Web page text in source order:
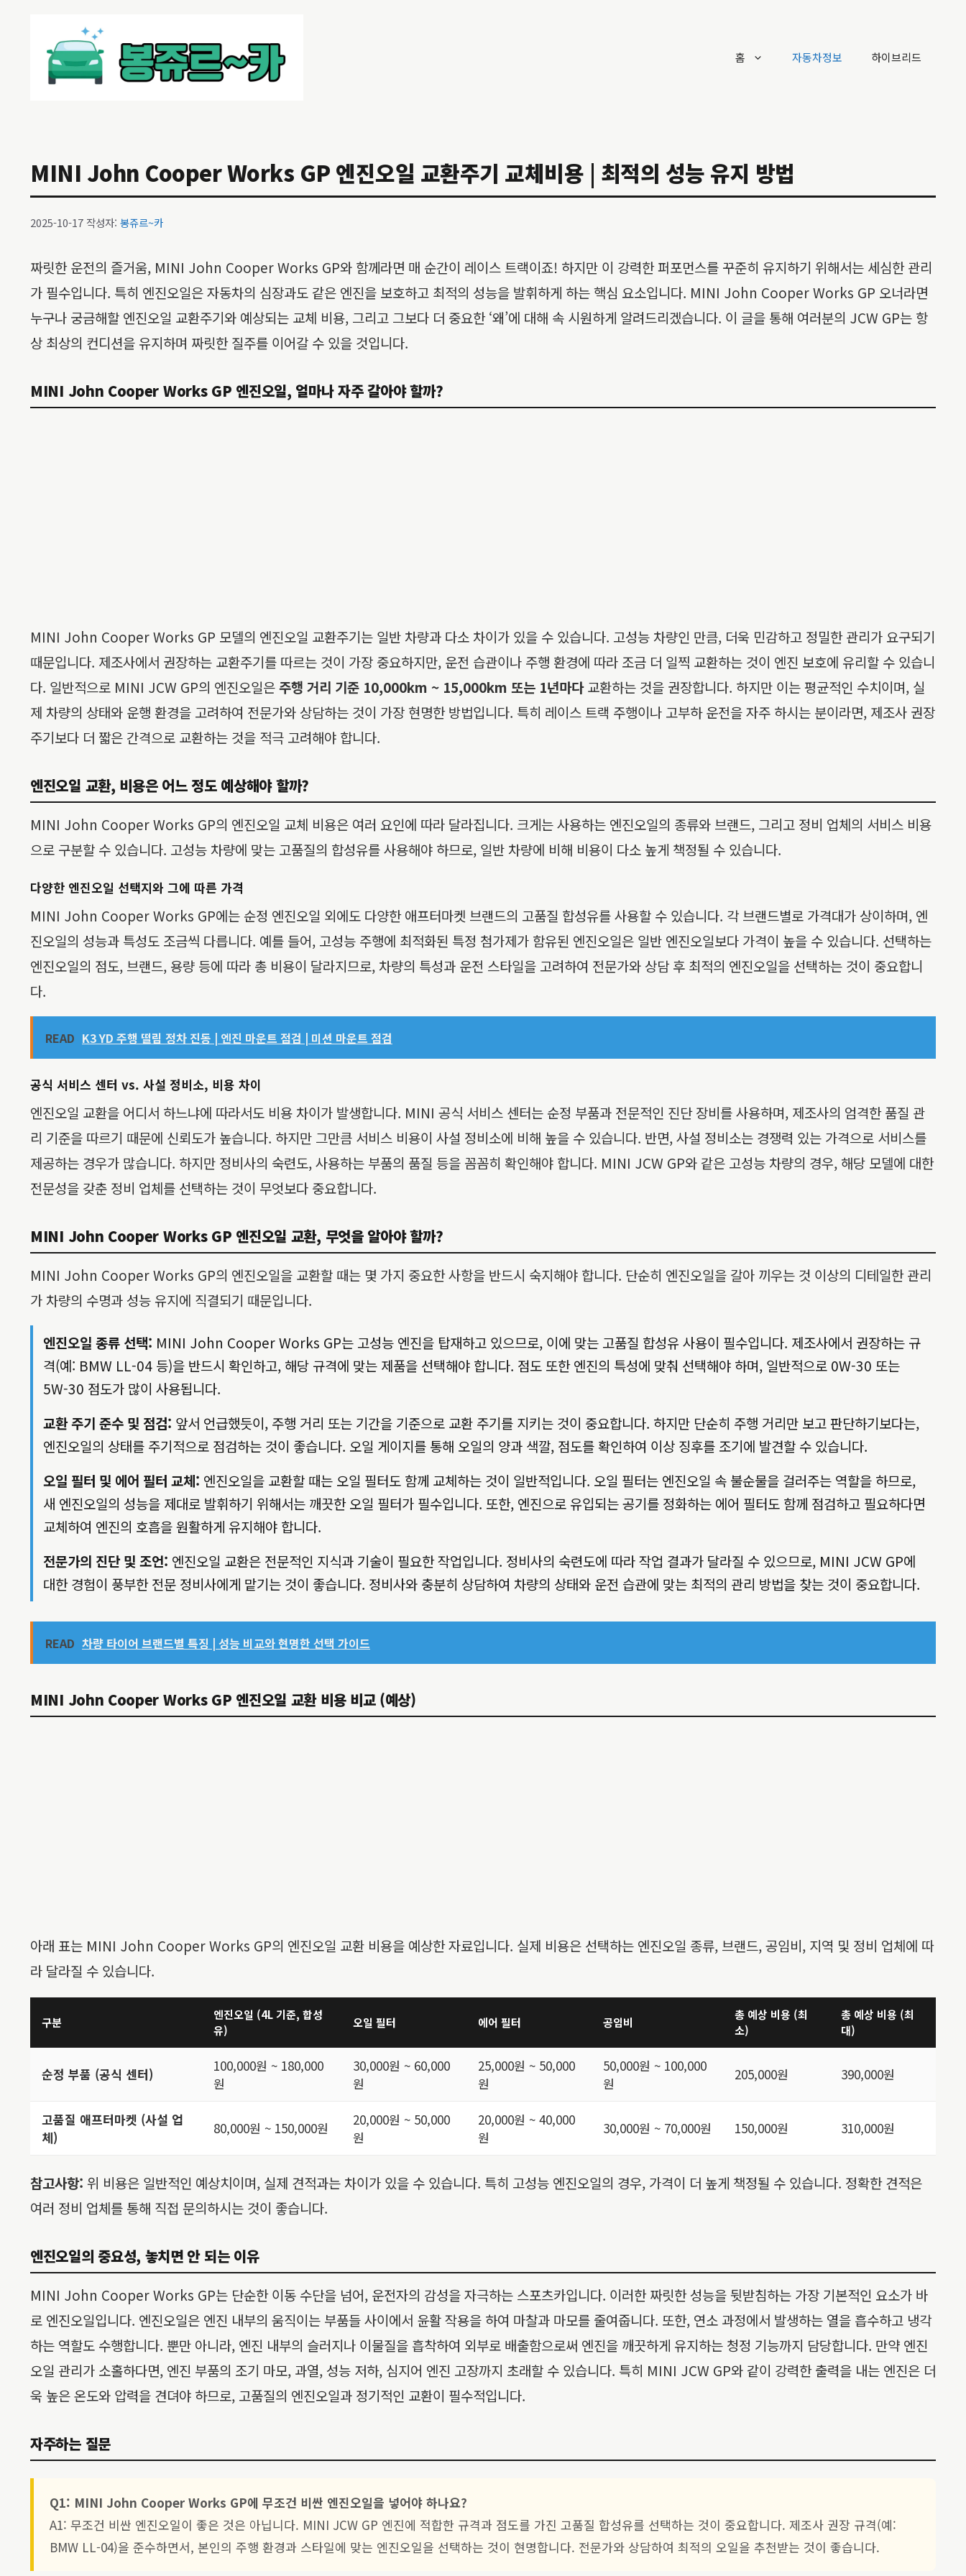
홈 자동차정보 하이브리드
MINI John Cooper Works GP 엔진오일 교환주기 교체비용 | 최적의 성능 유지 방법
2025-10-17 작성자: 봉쥬르~카
짜릿한 운전의 즐거움, MINI John Cooper Works GP와 함께라면 매 순간이 레이스 트랙이죠! 하지만 이 강력한 퍼포먼스를 꾸준히 유지하기 위해서는 세심한 관리
가 필수입니다. 특히 엔진오일은 자동차의 심장과도 같은 엔진을 보호하고 최적의 성능을 발휘하게 하는 핵심 요소입니다. MINI John Cooper Works GP 오너라면
누구나 궁금해할 엔진오일 교환주기와 예상되는 교체 비용, 그리고 그보다 더 중요한 ‘왜’에 대해 속 시원하게 알려드리겠습니다. 이 글을 통해 여러분의 JCW GP는 항
상 최상의 컨디션을 유지하며 짜릿한 질주를 이어갈 수 있을 것입니다.
MINI John Cooper Works GP 엔진오일, 얼마나 자주 갈아야 할까?
MINI John Cooper Works GP 모델의 엔진오일 교환주기는 일반 차량과 다소 차이가 있을 수 있습니다. 고성능 차량인 만큼, 더욱 민감하고 정밀한 관리가 요구되기
때문입니다. 제조사에서 권장하는 교환주기를 따르는 것이 가장 중요하지만, 운전 습관이나 주행 환경에 따라 조금 더 일찍 교환하는 것이 엔진 보호에 유리할 수 있습니
다. 일반적으로 MINI JCW GP의 엔진오일은주행 거리 기준 10,000km ~ 15,000km 또는 1년마다교환하는 것을 권장합니다. 하지만 이는 평균적인 수치이며, 실
제 차량의 상태와 운행 환경을 고려하여 전문가와 상담하는 것이 가장 현명한 방법입니다. 특히 레이스 트랙 주행이나 고부하 운전을 자주 하시는 분이라면, 제조사 권장
주기보다 더 짧은 간격으로 교환하는 것을 적극 고려해야 합니다.
엔진오일 교환, 비용은 어느 정도 예상해야 할까?
MINI John Cooper Works GP의 엔진오일 교체 비용은 여러 요인에 따라 달라집니다. 크게는 사용하는 엔진오일의 종류와 브랜드, 그리고 정비 업체의 서비스 비용
으로 구분할 수 있습니다. 고성능 차량에 맞는 고품질의 합성유를 사용해야 하므로, 일반 차량에 비해 비용이 다소 높게 책정될 수 있습니다.
다양한 엔진오일 선택지와 그에 따른 가격
MINI John Cooper Works GP에는 순정 엔진오일 외에도 다양한 애프터마켓 브랜드의 고품질 합성유를 사용할 수 있습니다. 각 브랜드별로 가격대가 상이하며, 엔
진오일의 성능과 특성도 조금씩 다릅니다. 예를 들어, 고성능 주행에 최적화된 특정 첨가제가 함유된 엔진오일은 일반 엔진오일보다 가격이 높을 수 있습니다. 선택하는
엔진오일의 점도, 브랜드, 용량 등에 따라 총 비용이 달라지므로, 차량의 특성과 운전 스타일을 고려하여 전문가와 상담 후 최적의 엔진오일을 선택하는 것이 중요합니
다.
READ K3 YD 주행 떨림 정차 진동 | 엔진 마운트 점검 | 미션 마운트 점검
공식 서비스 센터 vs. 사설 정비소, 비용 차이
엔진오일 교환을 어디서 하느냐에 따라서도 비용 차이가 발생합니다. MINI 공식 서비스 센터는 순정 부품과 전문적인 진단 장비를 사용하며, 제조사의 엄격한 품질 관
리 기준을 따르기 때문에 신뢰도가 높습니다. 하지만 그만큼 서비스 비용이 사설 정비소에 비해 높을 수 있습니다. 반면, 사설 정비소는 경쟁력 있는 가격으로 서비스를
제공하는 경우가 많습니다. 하지만 정비사의 숙련도, 사용하는 부품의 품질 등을 꼼꼼히 확인해야 합니다. MINI JCW GP와 같은 고성능 차량의 경우, 해당 모델에 대한
전문성을 갖춘 정비 업체를 선택하는 것이 무엇보다 중요합니다.
MINI John Cooper Works GP 엔진오일 교환, 무엇을 알아야 할까?
MINI John Cooper Works GP의 엔진오일을 교환할 때는 몇 가지 중요한 사항을 반드시 숙지해야 합니다. 단순히 엔진오일을 갈아 끼우는 것 이상의 디테일한 관리
가 차량의 수명과 성능 유지에 직결되기 때문입니다.
엔진오일 종류 선택: MINI John Cooper Works GP는 고성능 엔진을 탑재하고 있으므로, 이에 맞는 고품질 합성유 사용이 필수입니다. 제조사에서 권장하는 규
격(예: BMW LL-04 등)을 반드시 확인하고, 해당 규격에 맞는 제품을 선택해야 합니다. 점도 또한 엔진의 특성에 맞춰 선택해야 하며, 일반적으로 0W-30 또는
5W-30 점도가 많이 사용됩니다.
교환 주기 준수 및 점검: 앞서 언급했듯이, 주행 거리 또는 기간을 기준으로 교환 주기를 지키는 것이 중요합니다. 하지만 단순히 주행 거리만 보고 판단하기보다는,
엔진오일의 상태를 주기적으로 점검하는 것이 좋습니다. 오일 게이지를 통해 오일의 양과 색깔, 점도를 확인하여 이상 징후를 조기에 발견할 수 있습니다.
오일 필터 및 에어 필터 교체: 엔진오일을 교환할 때는 오일 필터도 함께 교체하는 것이 일반적입니다. 오일 필터는 엔진오일 속 불순물을 걸러주는 역할을 하므로,
새 엔진오일의 성능을 제대로 발휘하기 위해서는 깨끗한 오일 필터가 필수입니다. 또한, 엔진으로 유입되는 공기를 정화하는 에어 필터도 함께 점검하고 필요하다면
교체하여 엔진의 호흡을 원활하게 유지해야 합니다.
전문가의 진단 및 조언: 엔진오일 교환은 전문적인 지식과 기술이 필요한 작업입니다. 정비사의 숙련도에 따라 작업 결과가 달라질 수 있으므로, MINI JCW GP에
대한 경험이 풍부한 전문 정비사에게 맡기는 것이 좋습니다. 정비사와 충분히 상담하여 차량의 상태와 운전 습관에 맞는 최적의 관리 방법을 찾는 것이 중요합니다.
READ 차량 타이어 브랜드별 특징 | 성능 비교와 현명한 선택 가이드
MINI John Cooper Works GP 엔진오일 교환 비용 비교 (예상)
아래 표는 MINI John Cooper Works GP의 엔진오일 교환 비용을 예상한 자료입니다. 실제 비용은 선택하는 엔진오일 종류, 브랜드, 공임비, 지역 및 정비 업체에 따
라 달라질 수 있습니다.
구분
엔진오일 (4L 기준, 합성
유)
오일 필터 에어 필터 공임비
총 예상 비용 (최
소)
총 예상 비용 (최
대)
순정 부품 (공식 센터)
100,000원 ~ 180,000
원
30,000원 ~ 60,000
원
25,000원 ~ 50,000
원
50,000원 ~ 100,000
원
205,000원 390,000원
고품질 애프터마켓 (사설 업
체)
80,000원 ~ 150,000원
20,000원 ~ 50,000
원
20,000원 ~ 40,000
원
30,000원 ~ 70,000원 150,000원 310,000원
참고사항: 위 비용은 일반적인 예상치이며, 실제 견적과는 차이가 있을 수 있습니다. 특히 고성능 엔진오일의 경우, 가격이 더 높게 책정될 수 있습니다. 정확한 견적은
여러 정비 업체를 통해 직접 문의하시는 것이 좋습니다.
엔진오일의 중요성, 놓치면 안 되는 이유
MINI John Cooper Works GP는 단순한 이동 수단을 넘어, 운전자의 감성을 자극하는 스포츠카입니다. 이러한 짜릿한 성능을 뒷받침하는 가장 기본적인 요소가 바
로 엔진오일입니다. 엔진오일은 엔진 내부의 움직이는 부품들 사이에서 윤활 작용을 하여 마찰과 마모를 줄여줍니다. 또한, 연소 과정에서 발생하는 열을 흡수하고 냉각
하는 역할도 수행합니다. 뿐만 아니라, 엔진 내부의 슬러지나 이물질을 흡착하여 외부로 배출함으로써 엔진을 깨끗하게 유지하는 청정 기능까지 담당합니다. 만약 엔진
오일 관리가 소홀하다면, 엔진 부품의 조기 마모, 과열, 성능 저하, 심지어 엔진 고장까지 초래할 수 있습니다. 특히 MINI JCW GP와 같이 강력한 출력을 내는 엔진은 더
욱 높은 온도와 압력을 견뎌야 하므로, 고품질의 엔진오일과 정기적인 교환이 필수적입니다.
자주하는 질문
Q1: MINI John Cooper Works GP에 무조건 비싼 엔진오일을 넣어야 하나요?
A1: 무조건 비싼 엔진오일이 좋은 것은 아닙니다. MINI JCW GP 엔진에 적합한 규격과 점도를 가진 고품질 합성유를 선택하는 것이 중요합니다. 제조사 권장 규격(예:
BMW LL-04)을 준수하면서, 본인의 주행 환경과 스타일에 맞는 엔진오일을 선택하는 것이 현명합니다. 전문가와 상담하여 최적의 오일을 추천받는 것이 좋습니다.